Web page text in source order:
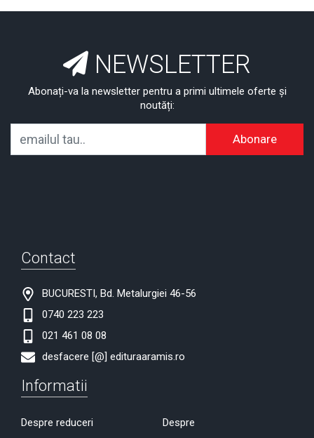
NEWSLETTER
Abonați-va la newsletter pentru a primi ultimele oferte și
noutăți:
Abonare
Contact
BUCURESTI, Bd. Metalurgiei 46-56
0740 223 223
021 461 08 08
desfacere [@] edituraaramis.ro
Informatii
Despre reduceri
Despre